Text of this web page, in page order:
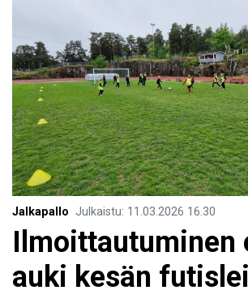
Jalkapallo Julkaistu: 11.03.2026 16.30
Ilmoittautuminen
auki kesän